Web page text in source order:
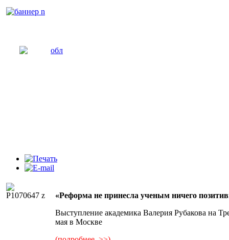
«Реформа не принесла ученым ничего
Выступление академика Валерия Рубакова на
мая в Москве